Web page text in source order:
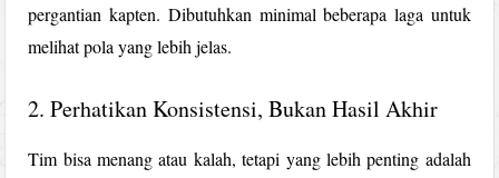
pergantian kapten. Dibutuhkan minimal beberapa laga untuk
melihat pola yang lebih jelas.
2. Perhatikan Konsistensi, Bukan Hasil Akhir
Tim bisa menang atau kalah, tetapi yang lebih penting adalah